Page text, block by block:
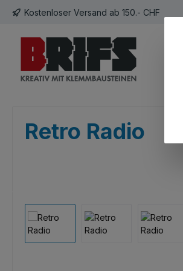
Hauptinhalt springen
Zur Suche springen
Zur Hauptnavigation springen
Kostenloser Versand ab 150.- CHF
Retro Radio
Bildergalerie überspringen